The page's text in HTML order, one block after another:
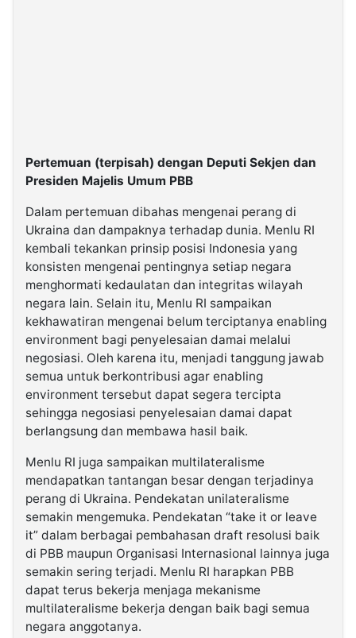
Pertemuan (terpisah) dengan Deputi Sekjen dan
Presiden Majelis Umum PBB
Dalam pertemuan dibahas mengenai perang di
Ukraina dan dampaknya terhadap dunia. Menlu RI
kembali tekankan prinsip posisi Indonesia yang
konsisten mengenai pentingnya setiap negara
menghormati kedaulatan dan integritas wilayah
negara lain. Selain itu, Menlu RI sampaikan
kekhawatiran mengenai belum terciptanya enabling
environment bagi penyelesaian damai melalui
negosiasi. Oleh karena itu, menjadi tanggung jawab
semua untuk berkontribusi agar enabling
environment tersebut dapat segera tercipta
sehingga negosiasi penyelesaian damai dapat
berlangsung dan membawa hasil baik.
Menlu RI juga sampaikan multilateralisme
mendapatkan tantangan besar dengan terjadinya
perang di Ukraina. Pendekatan unilateralisme
semakin mengemuka. Pendekatan “take it or leave
it” dalam berbagai pembahasan draft resolusi baik
di PBB maupun Organisasi Internasional lainnya juga
semakin sering terjadi. Menlu RI harapkan PBB
dapat terus bekerja menjaga mekanisme
multilateralisme bekerja dengan baik bagi semua
negara anggotanya.